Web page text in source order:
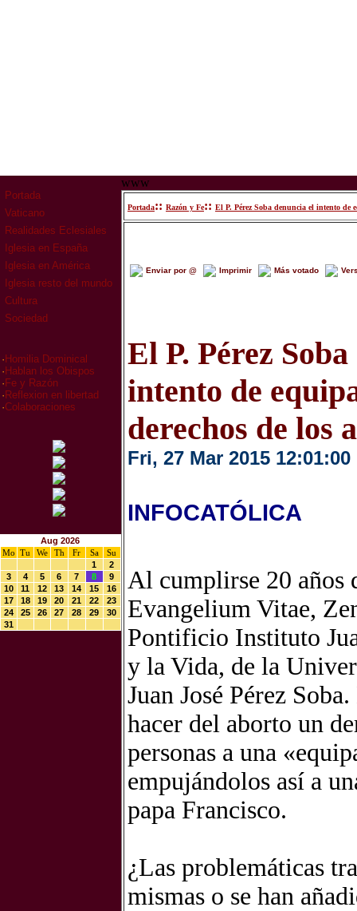
Portada
Vaticano
Realidades Eclesiales
Iglesia en España
Iglesia en América
Iglesia resto del mundo
Cultura
Sociedad
· Homilia Dominical
· Hablan los Obispos
· Fe y Razón
· Reflexion en libertad
·Colaboraciones
Aug 2026
Mo
Tu We Th Fr Sa
Su
1
2
3
4 5 6 7 8
9
10
11 12 13 14 15
16
17
18 19 20 21 22
23
24
25 26 27 28 29
30
31
www
Portada:: Razón y Fe:: El P. Pérez Soba denuncia el intento de
Enviar por @ Imprimir Más votado
El P. Pérez
intento de
derechos de los
Fri, 27 Mar 2015 12:01:00
INFOCATÓLICA
Al cumplirse 20 años
Evangelium Vitae,
Pontificio Instituto
y la Vida, de la
Juan José Pérez
hacer del aborto un
personas a una
empujándolos así a
papa Francisco.
¿Las problemáticas
mismas o se han